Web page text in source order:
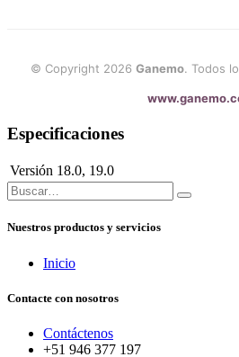
© Copyright 2026 Ganemo. Todos
Especificaciones
Versión 18.0, 19.0
Nuestros productos y servicios
Inicio
Contacte con nosotros
Contáctenos
+51 946 377 197